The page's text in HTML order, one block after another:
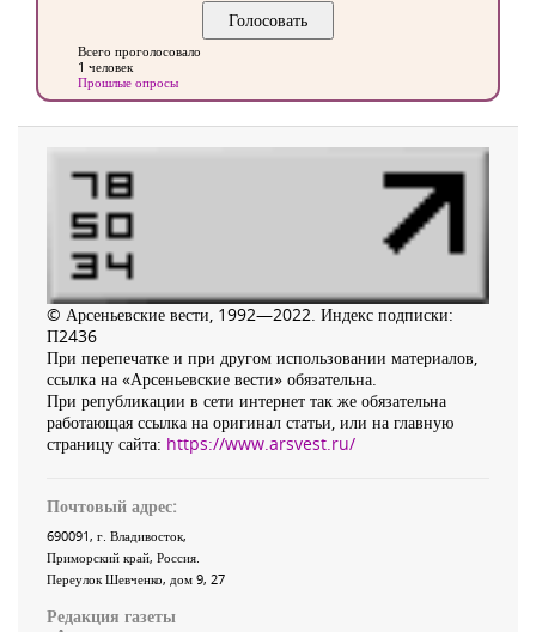
Всего проголосовало
1 человек
Прошлые опросы
© Арсеньевские вести, 1992—2022. Индекс подписки:
П2436
При перепечатке и при другом использовании материалов,
ссылка на «Арсеньевские вести» обязательна.
При републикации в сети интернет так же обязательна
работающая ссылка на оригинал статьи, или на главную
страницу сайта: https://www.arsvest.ru/
Почтовый адрес:
690091, г. Владивосток,
Приморский край, Россия
Переулок Шевченко, дом 9, 27
Редакция газеты